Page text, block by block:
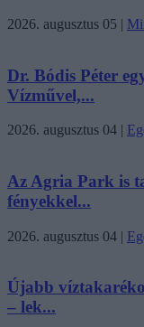
2026. augusztus 05 |
Dr. Bódis Péter
Vízművel,...
2026. augusztus 04 |
Az Agria Park is
fényekkel...
2026. augusztus 04 |
Újabb
– lek...